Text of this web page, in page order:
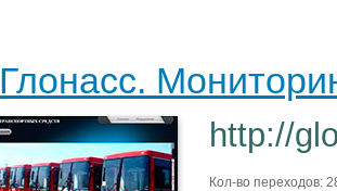
Глонасс.
http://
Кол-во переходов: